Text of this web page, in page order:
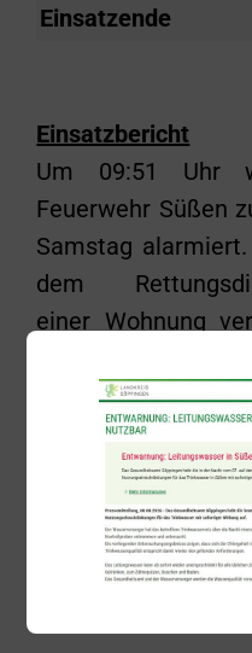
Einsatzende
Einsatzbericht
Um 09:51 Uhr
Feuerwehr Süßen
Samstag
dem
einer Wohnung
die
öffneten, wurde
Schlüssel
zerstörungsfrei
ZurückAlle